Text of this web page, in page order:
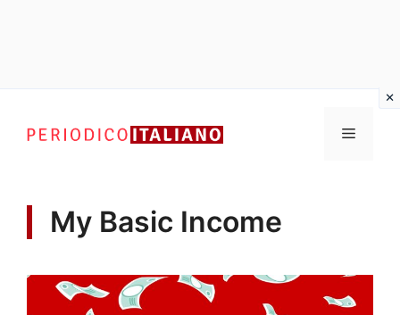
contenuto
Menu
My Basic Income